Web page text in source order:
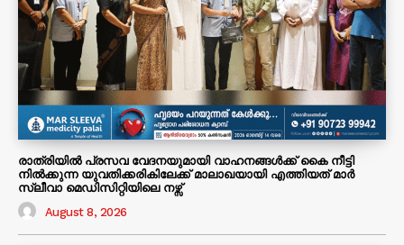
രാത്രിയിൽ പ്രസവ വേദനയുമായി വാഹനങ്ങൾക്ക് കൈ നീട്ടി
നിൽക്കുന്ന യുവതിക്കരികിലേക്ക് മാലാഖയായി എത്തിയത് മാർ
സ്ലീവാ മെഡിസിറ്റിയിലെ നഴ്സ്
August 8, 2026